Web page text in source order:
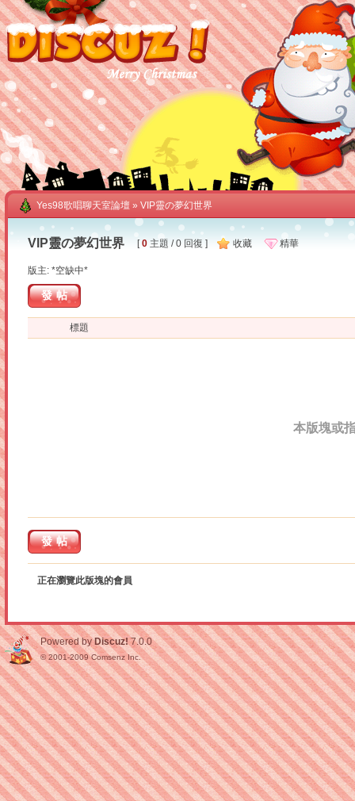
Yes98歌唱聊天室論壇 » VIP靈の夢幻世界
VIP靈の夢幻世界 [0 主題 / 0 回復 ] 收藏 精華
版主: *空缺中*
發帖
標題
本版塊或
發帖
正在瀏覽此版塊的會員
Powered byDiscuz! 7.0.0
© 2001-2009Comsenz Inc.